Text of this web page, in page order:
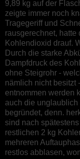
9,89 kg auf der
zeigte immer noch
Tragegeriff und
rausgerechnet, hatte
Kohlendioxid drauf.
Durch die starke
Dampfdruck des
ohne Steigrohr -
nämlich nicht besitzt
entnommen werden
auch die
begründet, denn.
sind nach
restlichen 2 kg
mehreren
restlos abblasen,